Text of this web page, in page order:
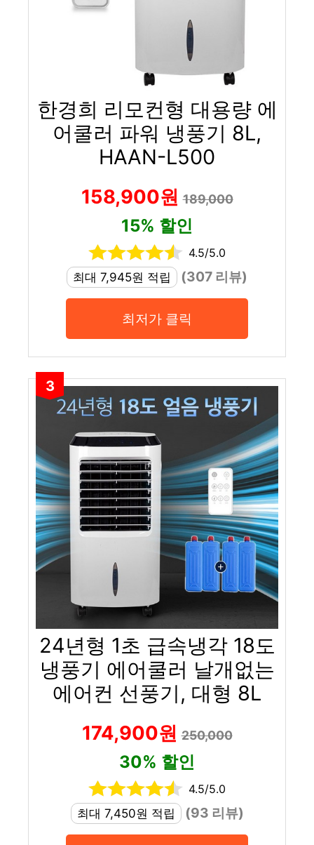
한경희 리모컨형 대용량 에
어쿨러 파워 냉풍기 8L,
HAAN-L500
158,900원189,000
15% 할인
4.5/5.0
최대 7,945원 적립
(307 리뷰)
최저가 클릭
3
24년형 1초 급속냉각 18도
냉풍기 에어쿨러 날개없는
에어컨 선풍기, 대형 8L
174,900원250,000
30% 할인
4.5/5.0
최대 7,450원 적립
(93 리뷰)